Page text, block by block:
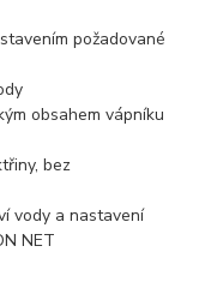
požadované
obsahem vápníku
bez
vody a nastavení
NET